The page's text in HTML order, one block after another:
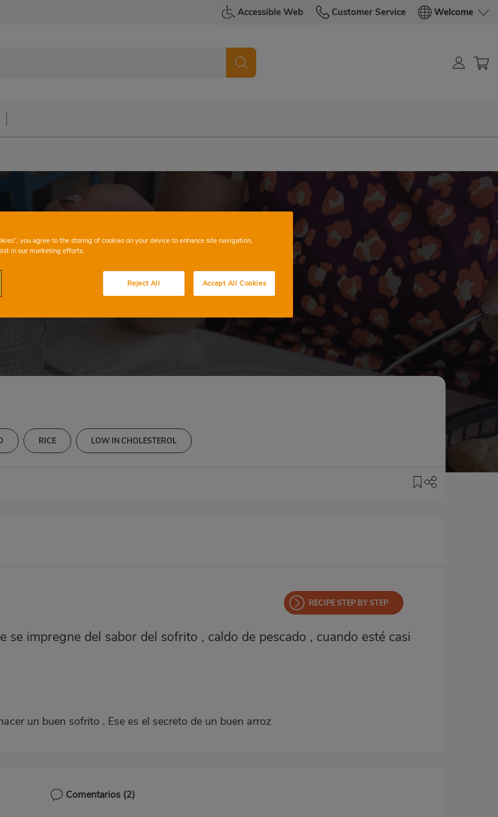
Accessible Web Customer Service Welcome
con marisco
RICE LOW IN CHOLESTEROL
RECIPE STEP BY STEP
impregne del sabor del sofrito , caldo de pescado , cuando esté casi
un buen sofrito . Ese es el secreto de un buen arroz
Comentarios (2)
you agree to the storing of cookies on your device to enhance site navigation,
in our marketing efforts.
Reject All Accept All Cookies